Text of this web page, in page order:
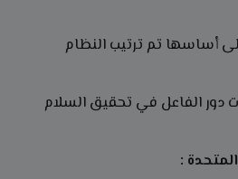
أساسها تم ترتيب النظام
دور الفاعل في تحقيق السلام